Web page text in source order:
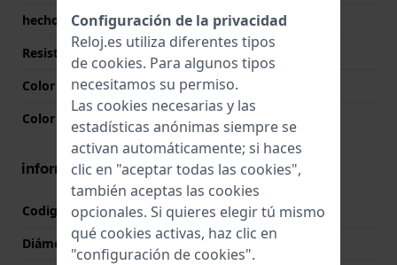
hecho en Suiza
No
Resistencia al agua
20 Bar (Buceo)
Color de la esfera
Oro
Color de la aguja (h,m,s)
Oro, Oro
información de la caja
Codigo de caja
GBM-2100CX
Diámetro
44.4 mm
Configuración de la privacidad
Reloj.es utiliza diferentes tipos
de cookies. Para algunos tipos
necesitamos su permiso.
Las cookies necesarias y las
estadísticas anónimas siempre se
activan automáticamente; si haces
clic en "aceptar todas las cookies",
también aceptas las cookies
opcionales. Si quieres elegir tú mismo
qué cookies activas, haz clic en
"configuración de cookies".